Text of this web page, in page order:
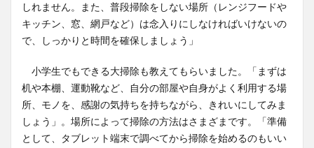
しれません。また、普段掃除をしない場所（レンジフードや
キッチン、窓、網戸など）は念入りにしなければいけないの
で、しっかりと時間を確保しましょう」
小学生でもできる大掃除も教えてもらいました。「まずは
机や本棚、運動靴など、自分の部屋や自身がよく利用する場
所、モノを、感謝の気持ちを持ちながら、きれいにしてみま
しょう」。場所によって掃除の方法はさまざまです。「準備
として、タブレット端末で調べてから掃除を始めるのもいい